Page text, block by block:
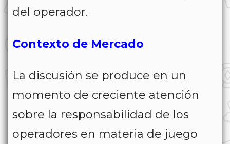
del operador.
Contexto de Mercado
La discusión se produce en un
momento de creciente atención
sobre la responsabilidad de los
operadores en materia de juego